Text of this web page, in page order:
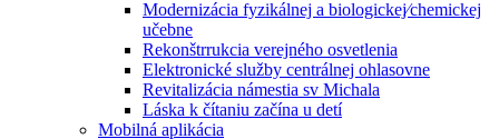
Modernizácia fyzikálnej a biologickej⁄chemickej
učebne
Rekonštrrukcia verejného osvetlenia
Elektronické služby centrálnej ohlasovne
Revitalizácia námestia sv Michala
Láska k čítaniu začína u detí
Mobilná aplikácia